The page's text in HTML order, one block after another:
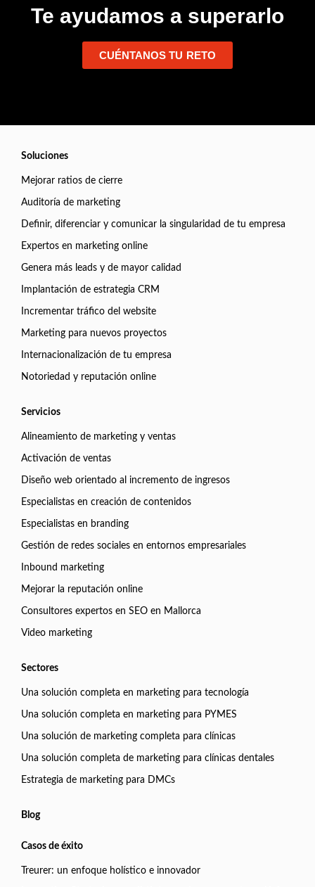
Te ayudamos a superarlo
CUÉNTANOS TU RETO
Soluciones
Mejorar ratios de cierre
Auditoría de marketing
Definir, diferenciar y comunicar la singularidad de tu empresa
Expertos en marketing online
Genera más leads y de mayor calidad
Implantación de estrategia CRM
Incrementar tráfico del website
Marketing para nuevos proyectos
Internacionalización de tu empresa
Notoriedad y reputación online
Servicios
Alineamiento de marketing y ventas
Activación de ventas
Diseño web orientado al incremento de ingresos
Especialistas en creación de contenidos
Especialistas en branding
Gestión de redes sociales en entornos empresariales
Inbound marketing
Mejorar la reputación online
Consultores expertos en SEO en Mallorca
Video marketing
Sectores
Una solución completa en marketing para tecnología
Una solución completa en marketing para PYMES
Una solución de marketing completa para clínicas
Una solución completa de marketing para clínicas dentales
Estrategia de marketing para DMCs
Blog
Casos de éxito
Treurer: un enfoque holístico e innovador